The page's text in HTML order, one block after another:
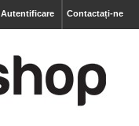
Contactați-ne
Autentificare